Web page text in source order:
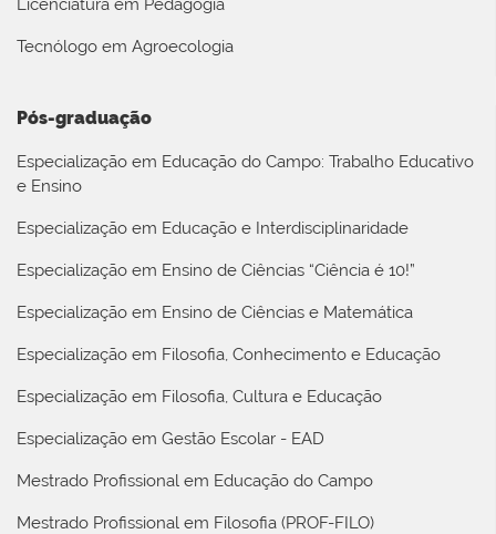
Licenciatura em Pedagogia
Tecnólogo em Agroecologia
Pós-graduação
Especialização em Educação do Campo: Trabalho Educativo
e Ensino
Especialização em Educação e Interdisciplinaridade
Especialização em Ensino de Ciências “Ciência é 10!”
Especialização em Ensino de Ciências e Matemática
Especialização em Filosofia, Conhecimento e Educação
Especialização em Filosofia, Cultura e Educação
Especialização em Gestão Escolar - EAD
Mestrado Profissional em Educação do Campo
Mestrado Profissional em Filosofia (PROF-FILO)